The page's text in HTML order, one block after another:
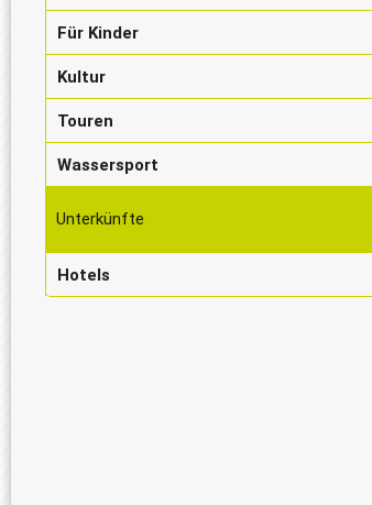
Für Kinder
Kultur
Touren
Wassersport
Unterkünfte
Hotels